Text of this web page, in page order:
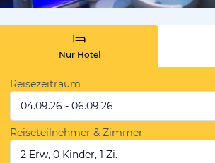
Nur Hotel
Reisezeitraum
04.09.26 - 06.09.26
Reiseteilnehmer & Zimmer
2 Erw, 0 Kinder, 1 Zi.